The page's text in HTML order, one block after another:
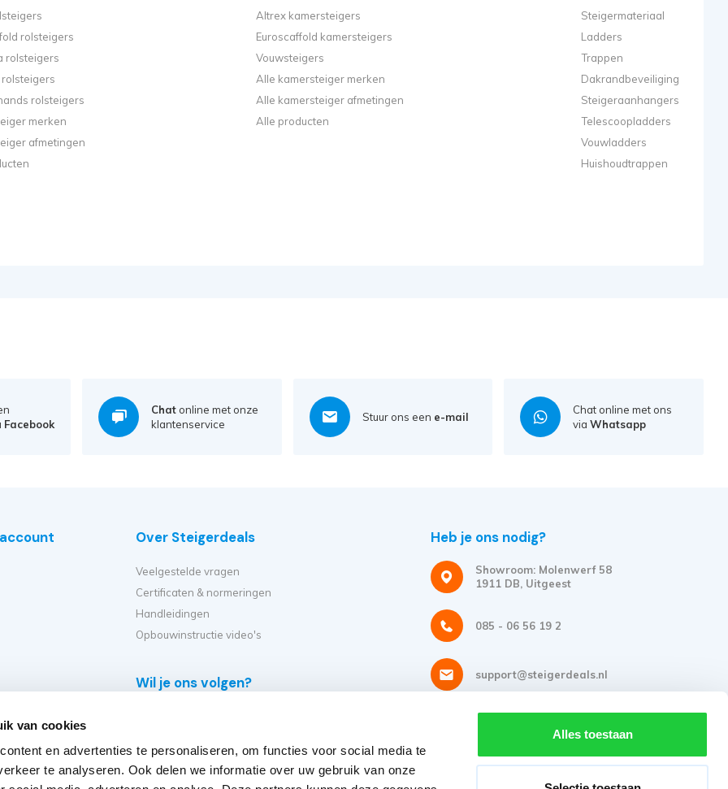
van cookies
en advertenties te personaliseren, om functies voor social media te
te analyseren. Ook delen we informatie over uw gebruik van onze
Alles toestaan
rolsteigers
rolsteigers
rolsteigers
merken
afmetingen
Altrex kamersteigers
Euroscaffold kamersteigers
Vouwsteigers
Alle kamersteiger merken
Alle kamersteiger afmetingen
Alle producten
Steigermateriaal
Ladders
Trappen
Dakrandbeveiliging
Steigeraanhangers
Telescoopladders
Vouwladders
Huishoudtrappen
Facebook
Chat online met onze
klantenservice
Stuur ons een e-mail
Chat online met ons
viaWhatsapp
ik kopen?
Over Steigerdeals
Veelgestelde vragen
Certificaten & normeringen
Handleidingen
Opbouwinstructie video's
Wil je ons volgen?
Heb je ons nodig?
Showroom: Molenwerf 58
1911 DB, Uitgeest
085 - 06 56 19 2
support@steigerdeals.nl
Meld je aan voor onze nieuwsbrief
Ontvang de beste aanbiedingen en persoonlijk advies.